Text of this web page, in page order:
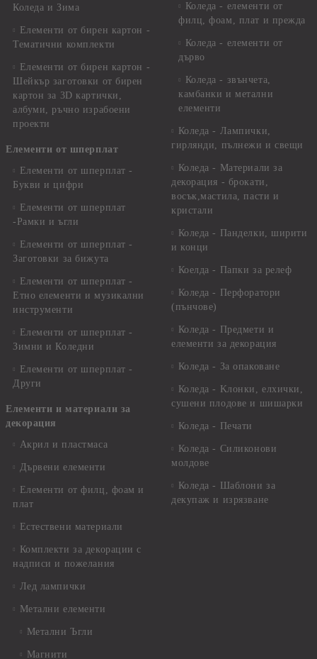
Коледа и Зима
Елементи от бирен картон -
Тематични комплекти
Елементи от бирен картон -
Шейкър заготовки от бирен
картон за 3D картички,
албуми, ръчно израбоени
проекти
Елементи от шперплат
Елементи от шперплат -
Букви и цифри
Елементи от шперплат
-Рамки и ъгли
Елементи от шперплат -
Заготовки за бижута
Елементи от шперплат -
Етно елементи и музикални
инструменти
Елементи от шперплат -
Зимни и Коледни
Елементи от шперплат -
Други
Елементи и материали за
декорация
Акрил и пластмаса
Дървени елементи
Елементи от филц, фоам и
плат
Естествени материали
Комплекти за декорации с
надписи и пожелания
Лед лампички
Метални елементи
Метални Ъгли
Магнити
Коледа - елементи от
филц, фоам, плат и прежда
Коледа - елементи от
дърво
Коледа - звънчета,
камбанки и метални
елементи
Коледа - Лампички,
гирлянди, пълнежи и свещи
Коледа - Материали за
декорация - брокати,
восък,мастила, пасти и
кристали
Коледа - Панделки, ширити
и конци
Коелда - Папки за релеф
Коледа - Перфоратори
(пънчове)
Коледа - Предмети и
елементи за декорация
Коледа - За опаковане
Коледа - Kлонки, елхички,
сушени плодове и шишарки
Коледа - Печати
Коледа - Силиконови
молдове
Коледа - Шаблони за
декупаж и изрязване